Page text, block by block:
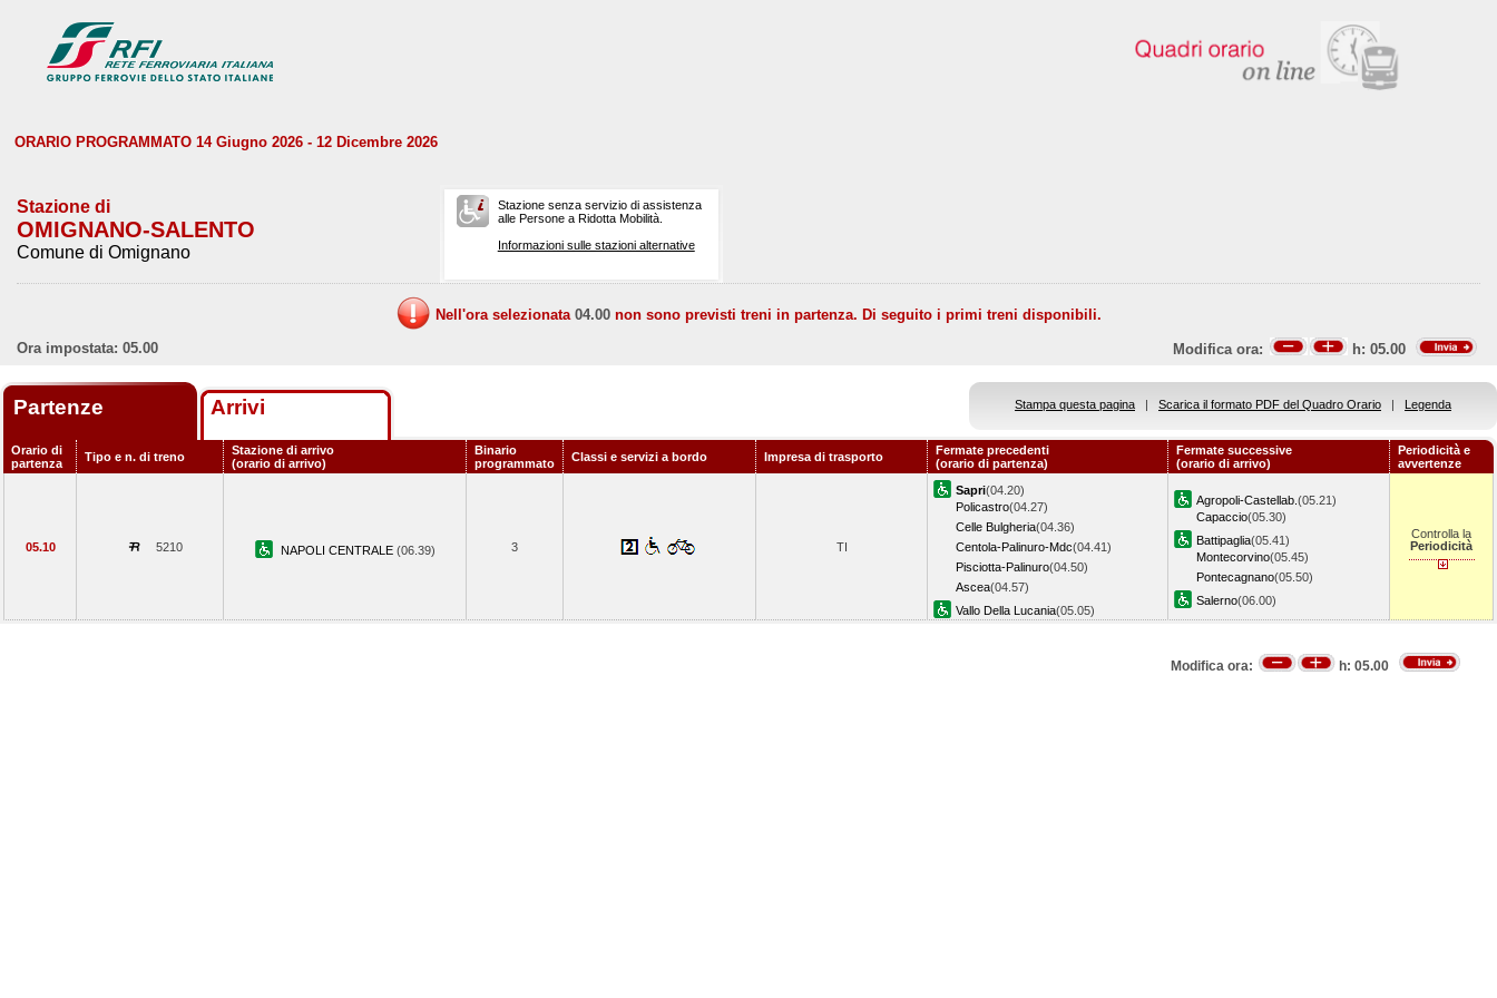
ORARIO PROGRAMMATO 14 Giugno 2026 - 12 Dicembre 2026
Stazione di
OMIGNANO-SALENTO
Comune di Omignano
Stazione senza servizio di assistenza
alle Persone a Ridotta Mobilità.
Informazioni sulle stazioni alternative
Nell'ora selezionata 04.00 non sono previsti treni in partenza. Di seguito i primi treni disponibili.
Ora impostata: 05.00
Modifica ora: h: 05.00
Partenze Arrivi Stampa questa pagina | Scarica il formato PDF del Quadro Orario | Legenda
Orario di
partenza
Tipo e n. di treno
Stazione di arrivo
(orario di arrivo)
Binario
programmato
Classi e servizi a bordo Impresa di trasporto
Fermate precedenti
(orario di partenza)
Fermate successive
(orario di arrivo)
Periodicità e
avvertenze
05.10 5210 NAPOLI CENTRALE (06.39) 3 TI
Sapri(04.20)
Policastro(04.27)
Celle Bulgheria(04.36)
Centola-Palinuro-Mdc(04.41)
Pisciotta-Palinuro(04.50)
Ascea(04.57)
Vallo Della Lucania(05.05)
Agropoli-Castellab. (05.21)
Capaccio(05.30)
Battipaglia(05.41)
Montecorvino(05.45)
Pontecagnano(05.50)
Salerno(06.00)
Controlla la
Periodicità
Modifica ora: h: 05.00